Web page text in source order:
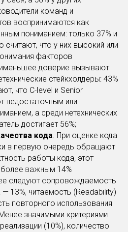
команд и
воспринимаются как
пониманием: только 37% и
считают, что у них высокий или
факторов
доверие вызывают
стейкхолдеры: 43%
что C-level и Senior
недостаточным или
а среди нетехнических
достигает 56%;
кода. При оценке кода
в первую очередь обращают
работы кода, этот
важным 14%
следуют сопровождаемость
13%, читаемость (Readability)
повторного использования
значимыми критериями
(10%), количество